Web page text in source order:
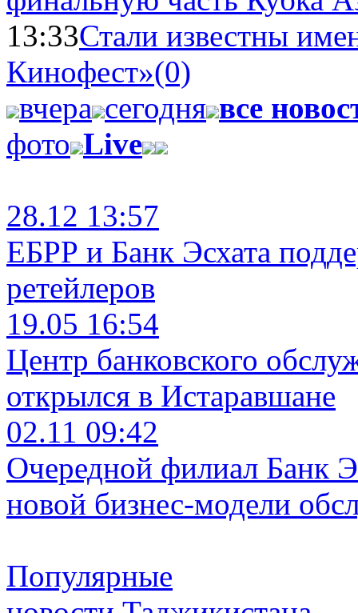
13:33Стали известны
Кинофест»(0)
вчера сегодня все
фото Live
28.12 13:57
ЕБРР и Банк Эсхата
ретейлеров
19.05 16:54
Центр банковского
открылся в Истаравшане
02.11 09:42
Очередной филиал Банк
новой бизнес-модели
Популярные